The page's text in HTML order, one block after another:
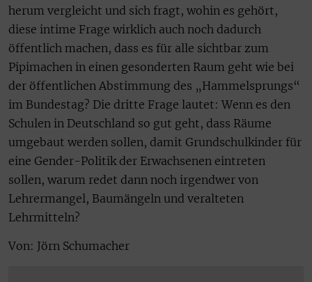
herum vergleicht und sich fragt, wohin es gehört,
diese intime Frage wirklich auch noch dadurch
öffentlich machen, dass es für alle sichtbar zum
Pipimachen in einen gesonderten Raum geht wie bei
der öffentlichen Abstimmung des „Hammelsprungs“
im Bundestag? Die dritte Frage lautet: Wenn es den
Schulen in Deutschland so gut geht, dass Räume
umgebaut werden sollen, damit Grundschulkinder für
eine Gender-Politik der Erwachsenen eintreten
sollen, warum redet dann noch irgendwer von
Lehrermangel, Baumängeln und veralteten
Lehrmitteln?
Von: Jörn Schumacher